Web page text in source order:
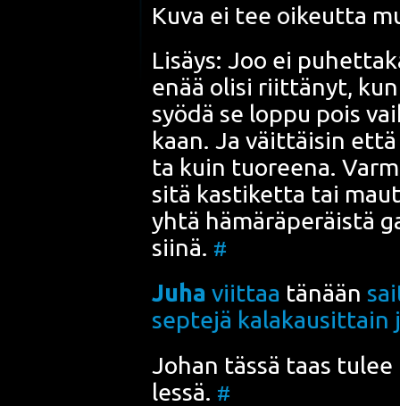
Kuva ei tee oikeut­ta
Lisäys: Joo ei
enää oli­si riit­tä­nyt,
syö­dä se lop­pu pois
kaan. Ja väit­täi­sin
ta kuin tuo­ree­na.
sitä kas­ti­ket­ta tai
yhtä hämä­rä­pe­räis­tä
sii­nä. #
Juha viit­taa tänään
sep­te­jä kala­kausit­tain
Johan täs­sä taas
les­sä. #